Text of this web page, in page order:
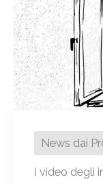
News dai
I video degli